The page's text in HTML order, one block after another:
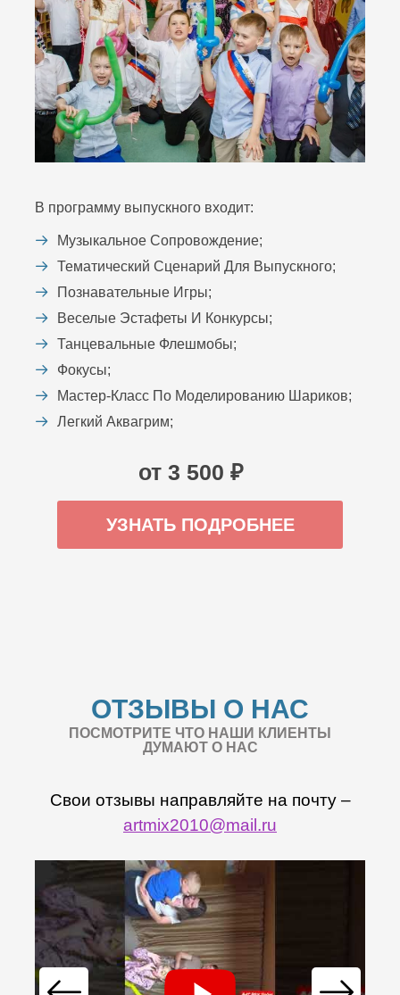
В программу выпускного входит:
Музыкальное Сопровождение;
Тематический Сценарий Для Выпускного;
Познавательные Игры;
Веселые Эстафеты И Конкурсы;
Танцевальные Флешмобы;
Фокусы;
Мастер-Класс По Моделированию Шариков;
Легкий Аквагрим;
от 3 500 ₽
УЗНАТЬ ПОДРОБНЕЕ
ОТЗЫВЫ О НАС
ПОСМОТРИТЕ ЧТО НАШИ КЛИЕНТЫ
ДУМАЮТ О НАС
Свои отзывы направляйте на почту –
artmix2010@mail.ru